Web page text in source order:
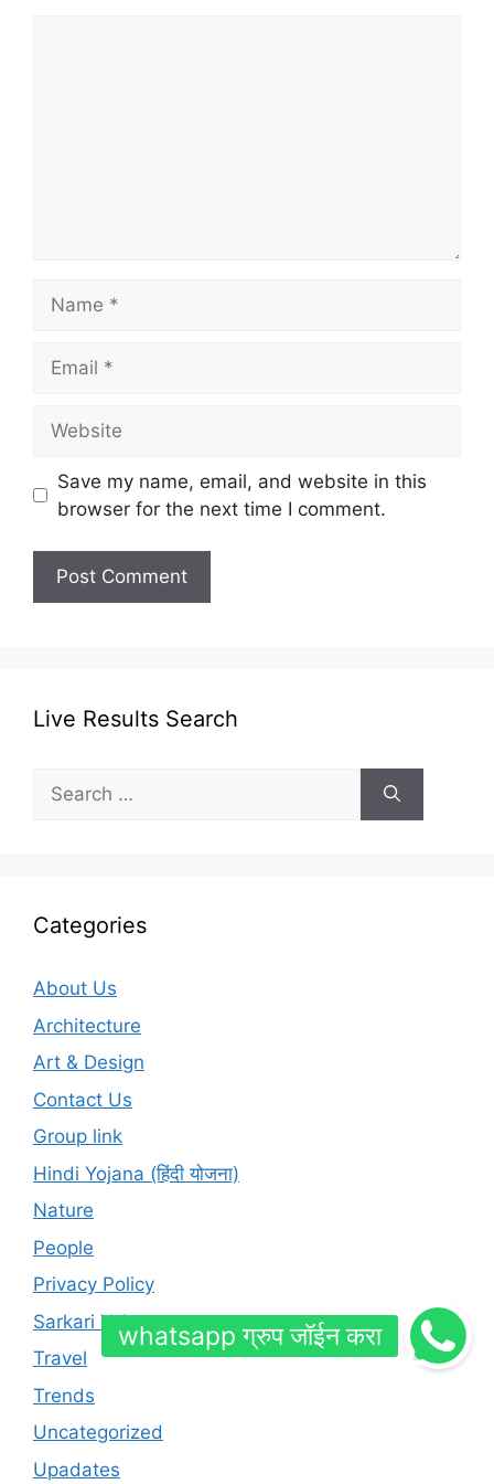
Save my name, email, and website in this
browser for the next time I comment.
Live Results Search
Search
for:
Categories
About Us
Architecture
Art & Design
Contact Us
Group link
Hindi Yojana (हिंदी योजना)
Nature
People
Privacy Policy
Sarkari Yojna
Travel
Trends
Uncategorized
Upadates